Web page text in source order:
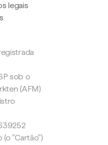
legais
sob o
(AFM)
"Cartão")